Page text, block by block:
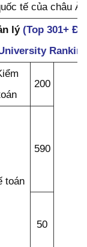
tế của châu
lý (Top 301+
200
toán
590
50